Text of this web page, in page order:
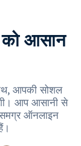
को आसान
आपकी सोशल
आप आसानी से
ऑनलाइन